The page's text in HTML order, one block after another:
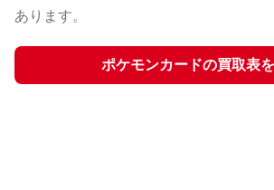
あります。
ポケモンカードの買取表